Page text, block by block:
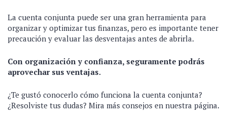
La cuenta conjunta puede ser una gran herramienta para
organizar y optimizar tus finanzas, pero es importante tener
precaución y evaluar las desventajas antes de abrirla.
Con organización y confianza, seguramente podrás
aprovechar sus ventajas.
¿Te gustó conocerlo cómo funciona la cuenta conjunta?
¿Resolviste tus dudas? Mira más consejos en nuestra página.